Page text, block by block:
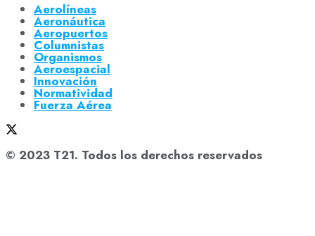
Aerolíneas
Aeronáutica
Aeropuertos
Columnistas
Organismos
Aeroespacial
Innovación
Normatividad
Fuerza Aérea
© 2023 T21. Todos los derechos reservados